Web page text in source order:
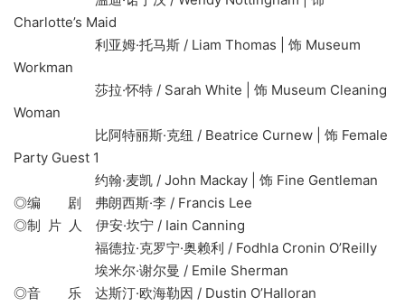
Charlotte’s Maid
利亚姆·托马斯 / Liam Thomas | 饰 Museum
Workman
莎拉·怀特 / Sarah White | 饰 Museum Cleaning
Woman
比阿特丽斯·克纽 / Beatrice Curnew | 饰 Female
Party Guest 1
约翰·麦凯 / John Mackay | 饰 Fine Gentleman
◎编 剧 弗朗西斯·李 / Francis Lee
◎制 片 人 伊安·坎宁 / Iain Canning
福德拉·克罗宁·奥赖利 / Fodhla Cronin O’Reilly
埃米尔·谢尔曼 / Emile Sherman
◎音 乐 达斯汀·欧海勒因 / Dustin O’Halloran